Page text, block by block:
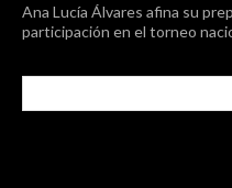
Ana Lucía Álvares afina su
participación en el torneo